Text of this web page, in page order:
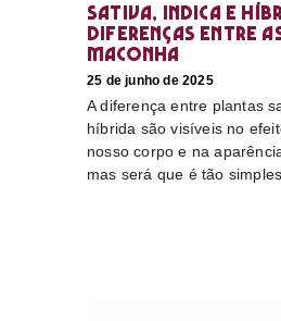
Sativa, Indica e
diferenças entre
maconha
25 de junho de 2025
A diferença entre plantas
híbrida são visíveis no
nosso corpo e na
mas será que é tão